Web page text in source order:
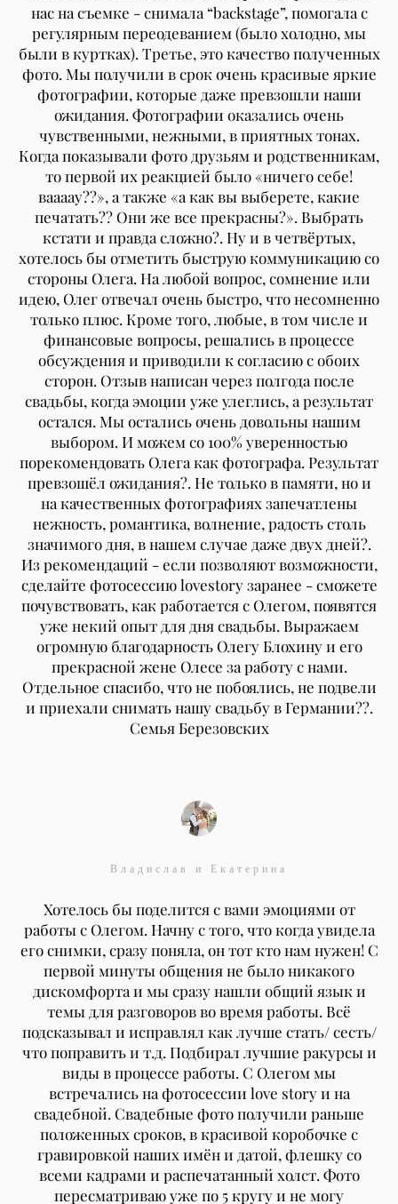
нас на съемке - снимала “backstage”, помогала с
регулярным переодеванием (было холодно, мы
были в куртках). Третье, это качество полученных
фото. Мы получили в срок очень красивые яркие
фотографии, которые даже превзошли наши
ожидания. Фотографии оказались очень
чувственными, нежными, в приятных тонах.
Когда показывали фото друзьям и родственникам,
то первой их реакцией было «ничего себе!
ваааау??», а также «а как вы выберете, какие
печатать?? Они же все прекрасны?». Выбрать
кстати и правда сложно?. Ну и в четвёртых,
хотелось бы отметить быструю коммуникацию со
стороны Олега. На любой вопрос, сомнение или
идею, Олег отвечал очень быстро, что несомненно
только плюс. Кроме того, любые, в том числе и
финансовые вопросы, решались в процессе
обсуждения и приводили к согласию с обоих
сторон. Отзыв написан через полгода после
свадьбы, когда эмоции уже улеглись, а результат
остался. Мы остались очень довольны нашим
выбором. И можем со 100% уверенностью
порекомендовать Олега как фотографа. Результат
превзошёл ожидания?. Не только в памяти, но и
на качественных фотографиях запечатлены
нежность, романтика, волнение, радость столь
значимого дня, в нашем случае даже двух дней?.
Из рекомендаций - если позволяют возможности,
сделайте фотосессию lovestory заранее - сможете
почувствовать, как работается с Олегом, появятся
уже некий опыт для дня свадьбы. Выражаем
огромную благодарность Олегу Блохину и его
прекрасной жене Олесе за работу с нами.
Отдельное спасибо, что не побоялись, не подвели
и приехали снимать нашу свадьбу в Германии??.
Семья Березовских
Владислав и Екатерина
Хотелось бы поделится с вами эмоциями от
работы с Олегом. Начну с того, что когда увидела
его снимки, сразу поняла, он тот кто нам нужен! С
первой минуты общения не было никакого
дискомфорта и мы сразу нашли общий язык и
темы для разговоров во время работы. Всё
подсказывал и исправлял как лучше стать/ сесть/
что поправить и т.д. Подбирал лучшие ракурсы и
виды в процессе работы. С Олегом мы
встречались на фотосессии love story и на
свадебной. Свадебные фото получили раньше
положенных сроков, в красивой коробочке с
гравировкой наших имён и датой, флешку со
всеми кадрами и распечатанный холст. Фото
пересматриваю уже по 5 кругу и не могу